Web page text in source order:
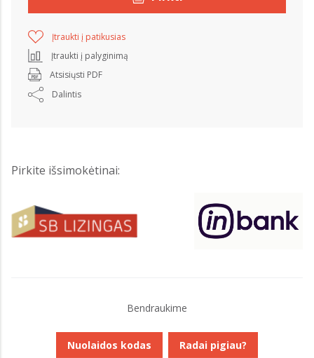
Įtraukti į patikusias
Įtraukti į palyginimą
Atsisiųsti PDF
Dalintis
Pirkite išsimokėtinai:
Bendraukime
Nuolaidos kodas Radai pigiau?